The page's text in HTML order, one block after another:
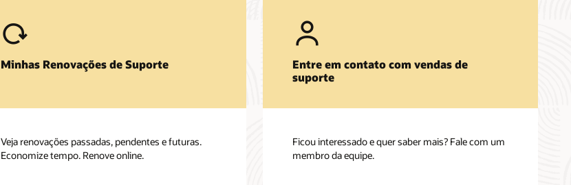
Minhas Renovações de Suporte
Veja renovações passadas, pendentes e futuras.
Economize tempo. Renove online.
Entre em contato com vendas de
suporte
Ficou interessado e quer saber mais? Fale com um
membro da equipe.